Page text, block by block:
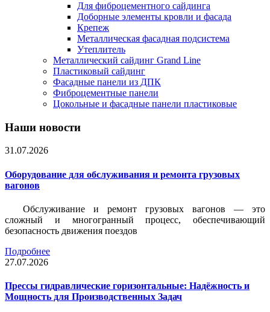
Для фиброцементного сайдинга
Доборные элементы кровли и фасада
Крепеж
Металлическая фасадная подсистема
Утеплитель
Металлический сайдинг Grand Line
Пластиковый сайдинг
Фасадные панели из ДПК
Фиброцементные панели
Цокольные и фасадные панели пластиковые
Наши новости
31.07.2026
Оборудование для обслуживания и ремонта грузовых
вагонов
Обслуживание и ремонт грузовых вагонов — это
сложный и многогранный процесс, обеспечивающий
безопасность движения поездов
Подробнее
27.07.2026
Прессы гидравлические горизонтальные: Надёжность и
Мощность для Производственных Задач